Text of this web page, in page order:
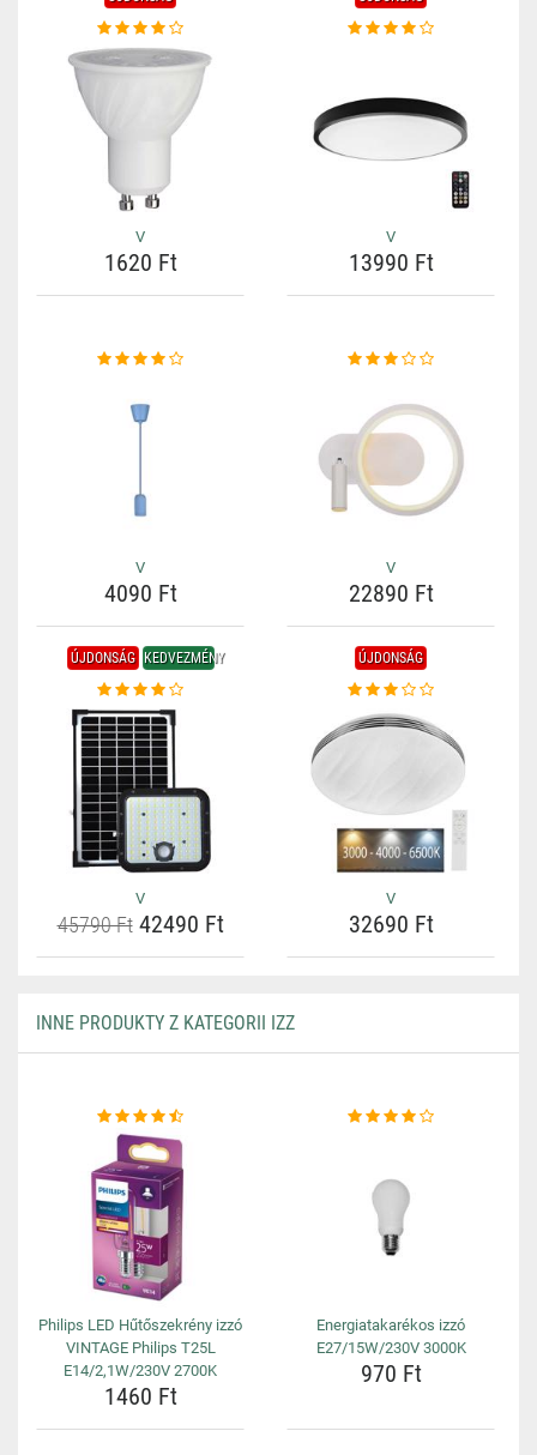
V
1620 Ft
V
13990 Ft
V
4090 Ft
V
22890 Ft
ÚJDONSÁG KEDVEZMÉNY
V
45790 Ft42490 Ft
ÚJDONSÁG
V
32690 Ft
INNE PRODUKTY Z KATEGORII IZZ
Philips LED Hűtőszekrény izzó
VINTAGE Philips T25L
E14/2,1W/230V 2700K
1460 Ft
Energiatakarékos izzó
E27/15W/230V 3000K
970 Ft